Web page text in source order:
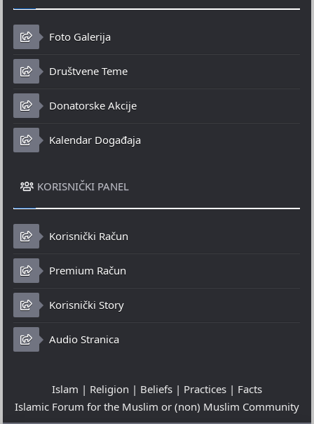
Foto Galerija
Društvene Teme
Donatorske Akcije
Kalendar Događaja
KORISNIČKI PANEL
Korisnički Račun
Premium Račun
Korisnički Story
Audio Stranica
Islam | Religion | Beliefs | Practices | Facts
Islamic Forum for the Muslim or (non) Muslim Community